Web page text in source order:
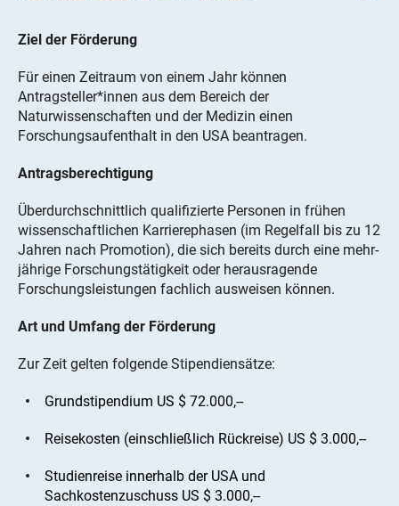
Ziel der Förderung
Für einen Zeitraum von einem Jahr können
Antragsteller*innen aus dem Bereich der
Naturwissenschaften und der Medizin einen
Forschungsaufenthalt in den USA beantragen.
Antragsberechtigung
Überdurchschnittlich qualifizierte Personen in frühen
wissenschaftlichen Karrierephasen (im Regelfall bis zu 12
Jahren nach Promotion), die sich bereits durch eine mehr-
jährige Forschungstätigkeit oder herausragende
Forschungsleistungen fachlich ausweisen können.
Art und Umfang der Förderung
Zur Zeit gelten folgende Stipendiensätze:
Grundstipendium US $ 72.000,--
Reisekosten (einschließlich Rückreise) US $ 3.000,--
Studienreise innerhalb der USA und
Sachkostenzuschuss US $ 3.000,--